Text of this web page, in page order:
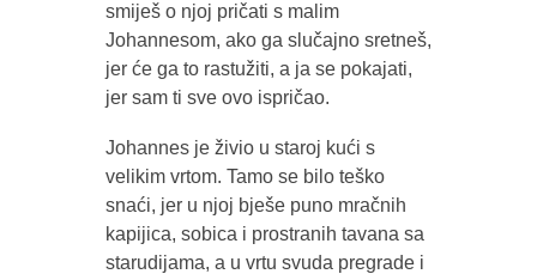
smiješ o njoj pričati s malim
Johannesom, ako ga slučajno sretneš,
jer će ga to rastužiti, a ja se pokajati,
jer sam ti sve ovo ispričao.
Johannes je živio u staroj kući s
velikim vrtom. Tamo se bilo teško
snaći, jer u njoj bješe puno mračnih
kapijica, sobica i prostranih tavana sa
starudijama, a u vrtu svuda pregrade i